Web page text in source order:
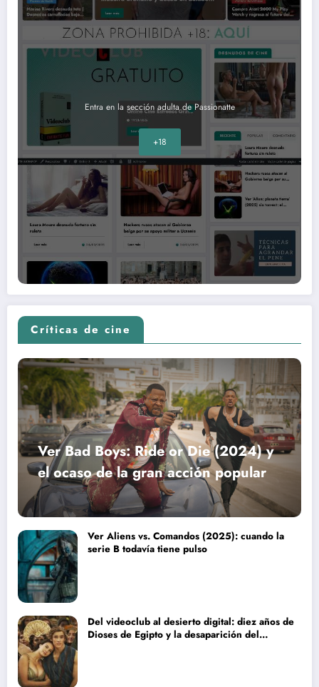
Entra en la sección adulta de Passionatte
+18
Críticas de cine
Ver Bad Boys: Ride or Die (2024) y
el ocaso de la gran acción popular
Ver Aliens vs. Comandos (2025): cuando la
serie B todavía tiene pulso
Del videoclub al desierto digital: diez años de
Dioses de Egipto y la desaparición del